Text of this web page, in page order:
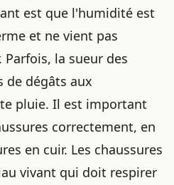
est que l'humidité est
et ne vient pas
la sueur des
de dégâts aux
pluie. Il est important
correctement, en
en cuir. Les chaussures
vivant qui doit respirer